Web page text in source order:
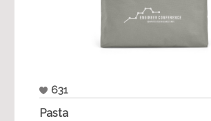
631
Pasta